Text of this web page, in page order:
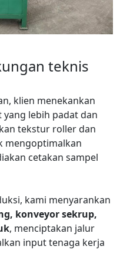
teknis
klien menekankan
lebih padat dan
tekstur roller dan
mengoptimalkan
cetakan sampel
kami menyarankan
konveyor sekrup,
, menciptakan jalur
input tenaga kerja